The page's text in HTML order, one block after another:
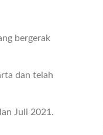
bergerak
dan telah
Juli 2021.